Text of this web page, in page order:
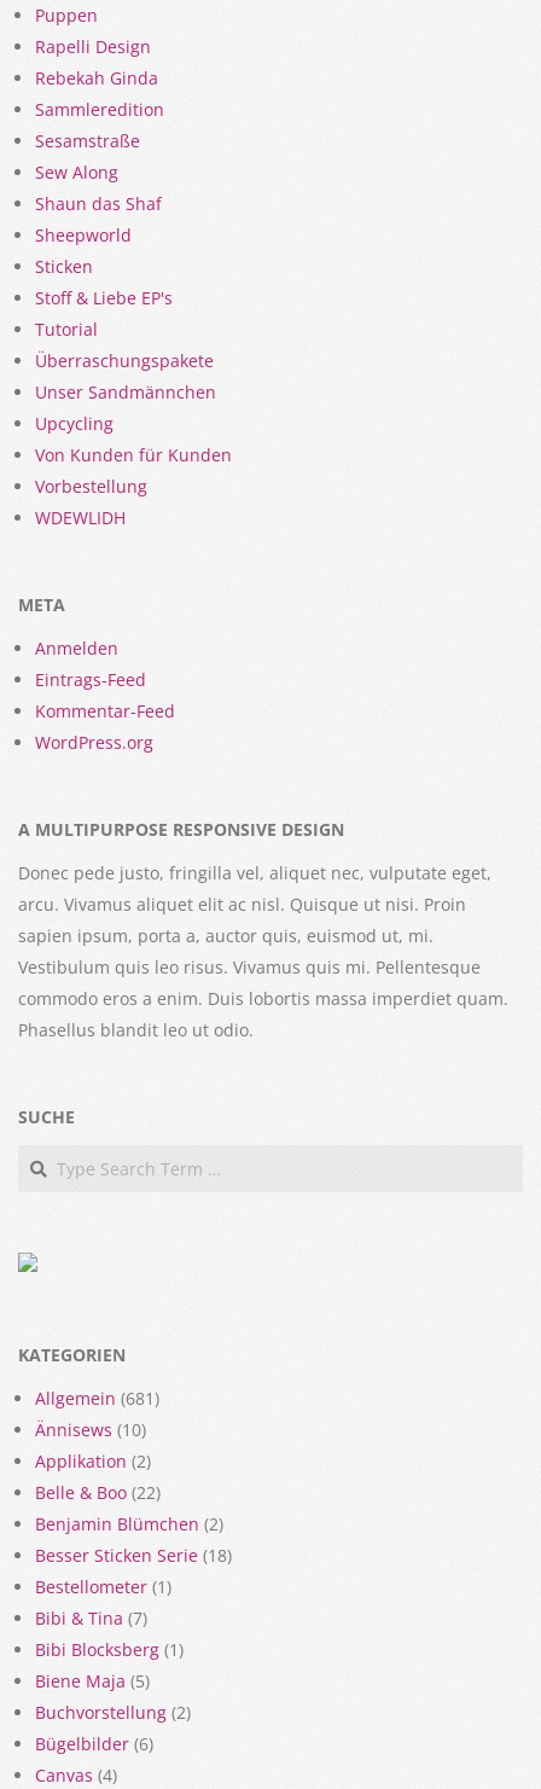
Puppen
Rapelli Design
Rebekah Ginda
Sammleredition
Sesamstraße
Sew Along
Shaun das Shaf
Sheepworld
Sticken
Stoff & Liebe EP's
Tutorial
Überraschungspakete
Unser Sandmännchen
Upcycling
Von Kunden für Kunden
Vorbestellung
WDEWLIDH
META
Anmelden
Eintrags-Feed
Kommentar-Feed
WordPress.org
A MULTIPURPOSE RESPONSIVE DESIGN
Donec pede justo, fringilla vel, aliquet nec, vulputate eget,
arcu. Vivamus aliquet elit ac nisl. Quisque ut nisi. Proin
sapien ipsum, porta a, auctor quis, euismod ut, mi.
Vestibulum quis leo risus. Vivamus quis mi. Pellentesque
commodo eros a enim. Duis lobortis massa imperdiet quam.
Phasellus blandit leo ut odio.
SUCHE
Search
KATEGORIEN
Allgemein (681)
Ännisews (10)
Applikation (2)
Belle & Boo (22)
Benjamin Blümchen (2)
Besser Sticken Serie (18)
Bestellometer (1)
Bibi & Tina (7)
Bibi Blocksberg (1)
Biene Maja (5)
Buchvorstellung (2)
Bügelbilder (6)
Canvas (4)